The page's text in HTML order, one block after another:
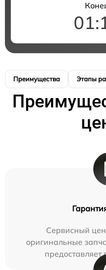
Преимущества Этапы
Сервисный
оригинальные
предоставляет